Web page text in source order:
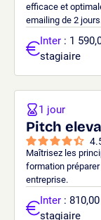
efficace et
emailing de 2 jours.
Inter : 1
stagiaire
Pitch
Maîtrisez les
formation
entreprise.
1 jour
Inter :
stagiaire